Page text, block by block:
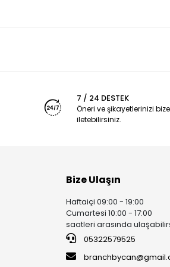
7 / 24 DESTEK
Öneri ve şikayetlerinizi bize
iletebilirsiniz.
Bize Ulaşın
Haftaiçi 09:00 - 19:00
Cumartesi 10:00 - 17:00
saatleri arasında
05322579525